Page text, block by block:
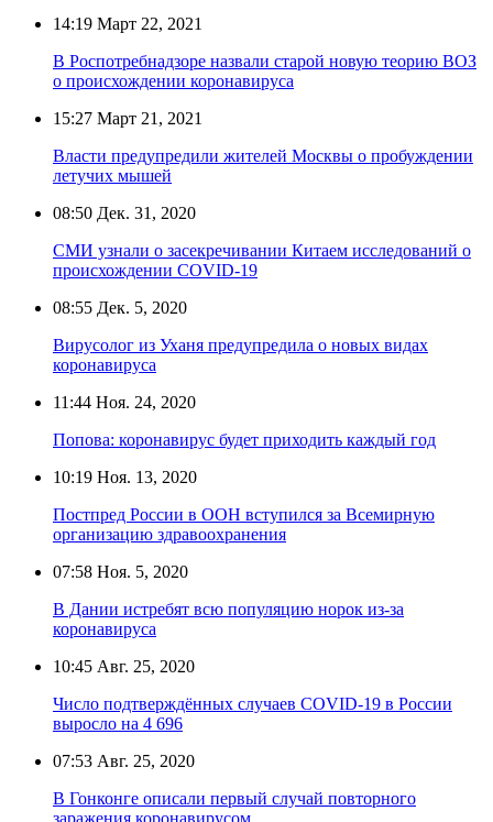
14:19 Март 22, 2021
В Роспотребнадзоре назвали старой новую теорию ВОЗ
о происхождении коронавируса
15:27 Март 21, 2021
Власти предупредили жителей Москвы о пробуждении
летучих мышей
08:50 Дек. 31, 2020
СМИ узнали о засекречивании Китаем исследований о
происхождении COVID-19
08:55 Дек. 5, 2020
Вирусолог из Уханя предупредила о новых видах
коронавируса
11:44 Ноя. 24, 2020
Попова: коронавирус будет приходить каждый год
10:19 Ноя. 13, 2020
Постпред России в ООН вступился за Всемирную
организацию здравоохранения
07:58 Ноя. 5, 2020
В Дании истребят всю популяцию норок из-за
коронавируса
10:45 Авг. 25, 2020
Число подтверждённых случаев COVID-19 в России
выросло на 4 696
07:53 Авг. 25, 2020
В Гонконге описали первый случай повторного
заражения коронавирусом